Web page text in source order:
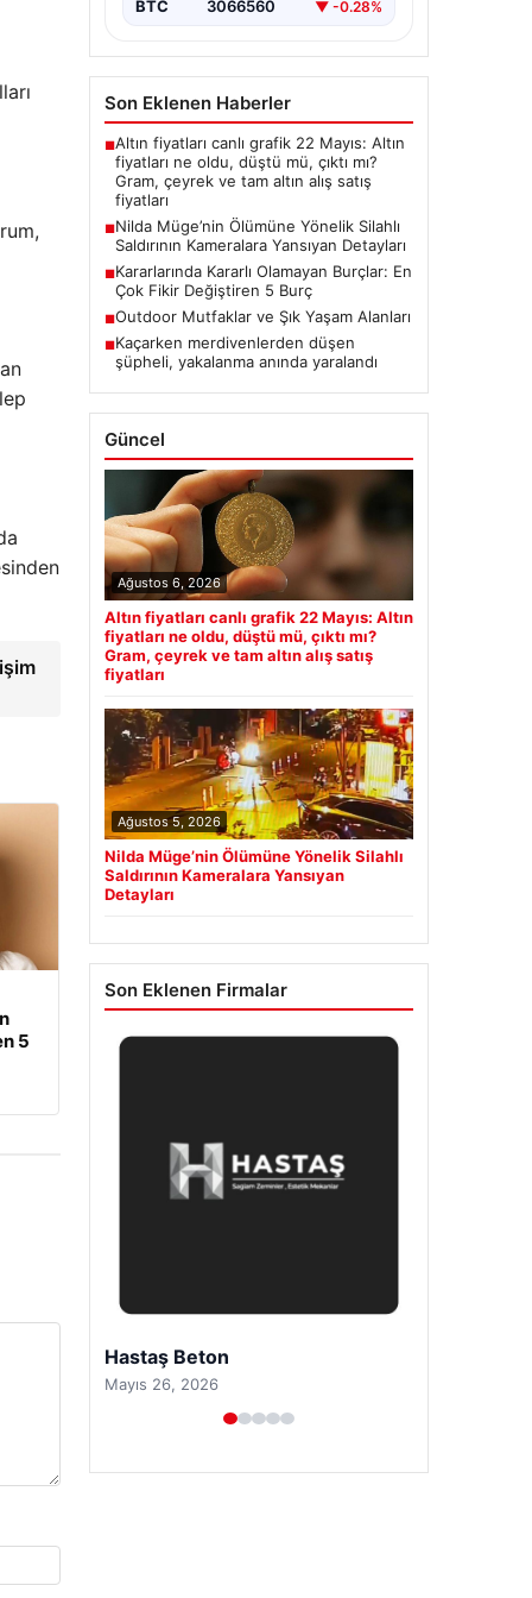
5
BTC 3066560 ▼ -0.28%
Son Eklenen Haberler
■Altın fiyatları canlı grafik 22 Mayıs: Altın
fiyatları ne oldu, düştü mü, çıktı mı?
Gram, çeyrek ve tam altın alış satış
fiyatları
■Nilda Müge’nin Ölümüne Yönelik Silahlı
Saldırının Kameralara Yansıyan Detayları
■Kararlarında Kararlı Olamayan Burçlar: En
Çok Fikir Değiştiren 5 Burç
■Outdoor Mutfaklar ve Şık Yaşam Alanları
■Kaçarken merdivenlerden düşen
şüpheli, yakalanma anında yaralandı
Güncel
Ağustos 6, 2026
Altın fiyatları canlı grafik 22 Mayıs: Altın
fiyatları ne oldu, düştü mü, çıktı mı?
Gram, çeyrek ve tam altın alış satış
fiyatları
Ağustos 5, 2026
Nilda Müge’nin Ölümüne Yönelik Silahlı
Saldırının Kameralara Yansıyan
Detayları
Son Eklenen Firmalar
Prenses Night Club
Nisan 29, 2026